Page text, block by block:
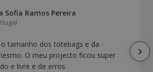
Sofia Ramos Pereira
tamanho dos totebags e da
O meu projecto ficou super
e livre e de erros